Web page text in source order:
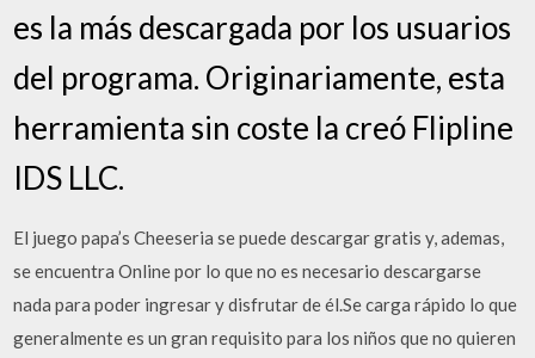
es la más descargada por los usuarios
del programa. Originariamente, esta
herramienta sin coste la creó Flipline
IDS LLC.
El juego papa’s Cheeseria se puede descargar gratis y, ademas,
se encuentra Online por lo que no es necesario descargarse
nada para poder ingresar y disfrutar de él.Se carga rápido lo que
generalmente es un gran requisito para los niños que no quieren